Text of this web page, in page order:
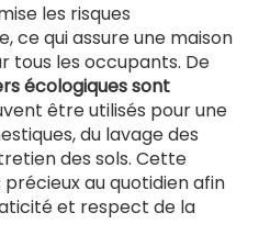
les risques
ce qui assure une maison
tous les occupants. De
écologiques sont
être utilisés pour une
du lavage des
des sols. Cette
au quotidien afin
et respect de la